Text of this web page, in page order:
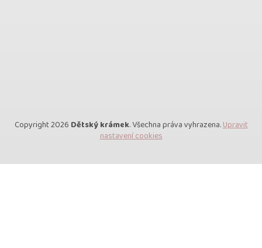
Copyright 2026 Dětský krámek. Všechna práva vyhrazena.Upravit
nastavení cookies